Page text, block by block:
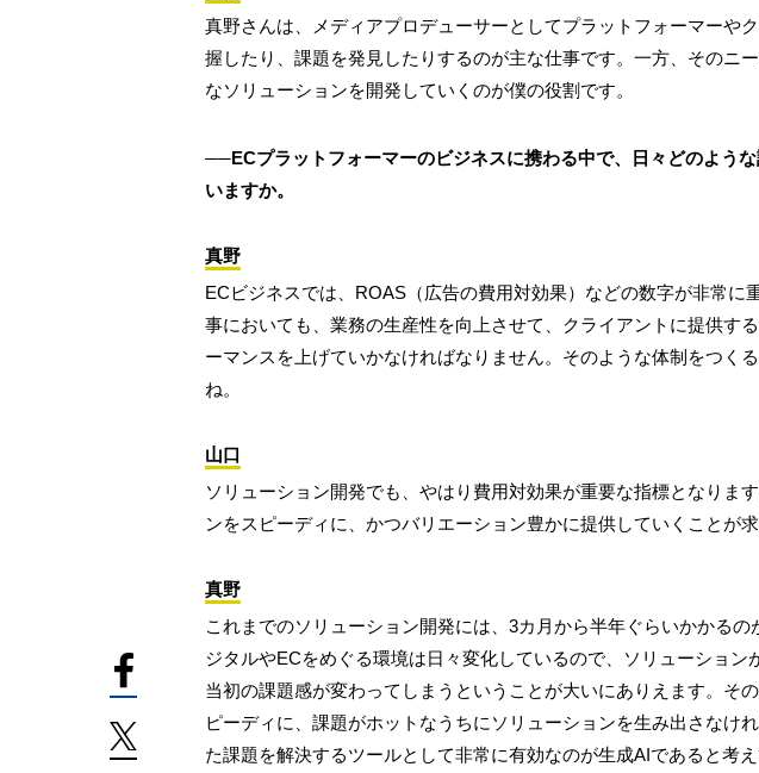
真野さんは、メディアプロデューサーとしてプラットフォーマーや
握したり、課題を発見したりするのが主な仕事です。一方、そのニ
なソリューションを開発していくのが僕の役割です。
──ECプラットフォーマーのビジネスに携わる中で、日々どのよう
いますか。
真野
ECビジネスでは、ROAS（広告の費用対効果）などの数字が非常に
事においても、業務の生産性を向上させて、クライアントに提供す
ーマンスを上げていかなければなりません。そのような体制をつく
ね。
山口
ソリューション開発でも、やはり費用対効果が重要な指標となりま
ンをスピーディに、かつバリエーション豊かに提供していくことが求
真野
これまでのソリューション開発には、3カ月から半年ぐらいかかる
ジタルやECをめぐる環境は日々変化しているので、ソリューション
当初の課題感が変わってしまうということが大いにありえます。そ
ピーディに、課題がホットなうちにソリューションを生み出さなけ
た課題を解決するツールとして非常に有効なのが生成AIであると考え